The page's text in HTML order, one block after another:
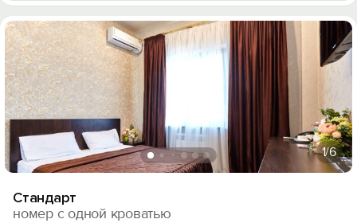
1/6
Стандарт
номер с одной кроватью